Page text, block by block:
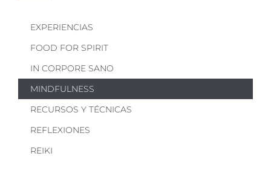
EXPERIENCIAS
FOOD FOR SPIRIT
IN CORPORE SANO
MINDFULNESS
RECURSOS Y TÉCNICAS
REFLEXIONES
REIKI